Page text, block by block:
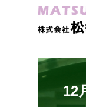
地盤改良工事
12